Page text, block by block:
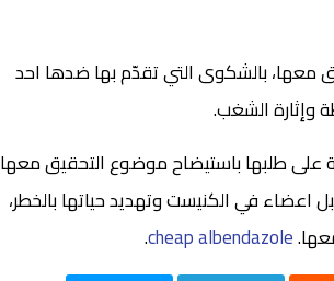
معها، بالشكوى التي تقدّم بها ضدها احد
وإثارة الشغب.
على طلبها باستيضاح موضوع التحقيق معها
في الكنيست وتهديد حياتها بالخطر،
cheap albendazole
.